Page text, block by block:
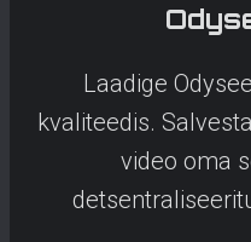
Laadige
kvaliteedis.
video oma